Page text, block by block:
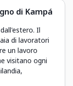
di Kampá
Il
di lavoratori
un lavoro
visitano ogni